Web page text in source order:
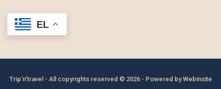
EL
Trip'n'travel - All copyrights reserved © 2026 - Powered byWebinsite